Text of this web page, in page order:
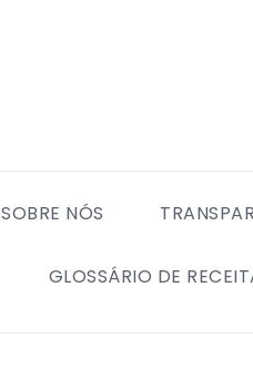
SOBRE NÓS
GLOSSÁRIO DE